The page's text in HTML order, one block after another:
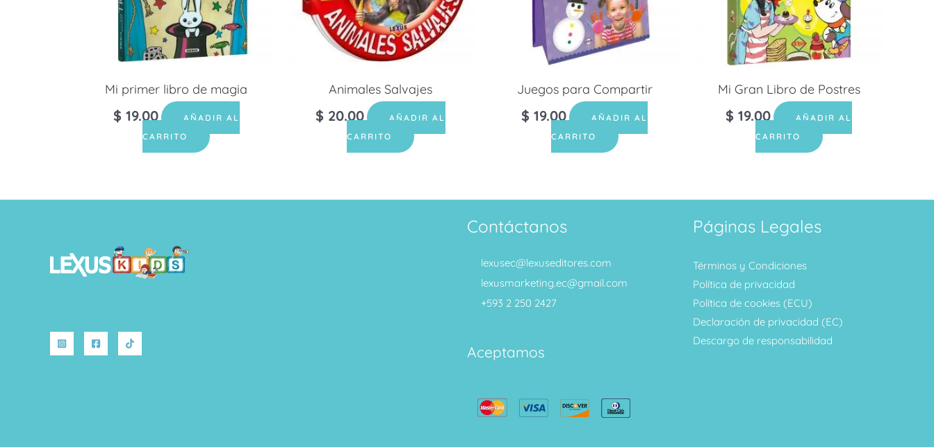
Mi primer libro de magia
$ 19.00
AÑADIR AL
CARRITO
Animales Salvajes
$ 20.00
AÑADIR AL
CARRITO
Juegos para Compartir
$ 19.00
AÑADIR AL
CARRITO
Mi Gran Libro de Postres
$ 19.00
AÑADIR AL
CARRITO
Contáctanos
lexusec@lexuseditores.com
lexusmarketing.ec@gmail.com
+593 2 250 2427
Aceptamos
Páginas Legales
Términos y Condiciones
Política de privacidad
Política de cookies (ECU)
Declaración de privacidad (EC)
Descargo de responsabilidad